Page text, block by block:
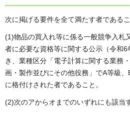
次に掲げる要件を全て満たす者である
(1)物品の買入れ等に係る一般競争入札
者に必要な資格等に関する公示（令和
き、業種区分「電子計算に関する業務
画・製作並びにその他役務」でA等級
に格付けされた者であること。
(2)次のアからオまでのいずれにも該当